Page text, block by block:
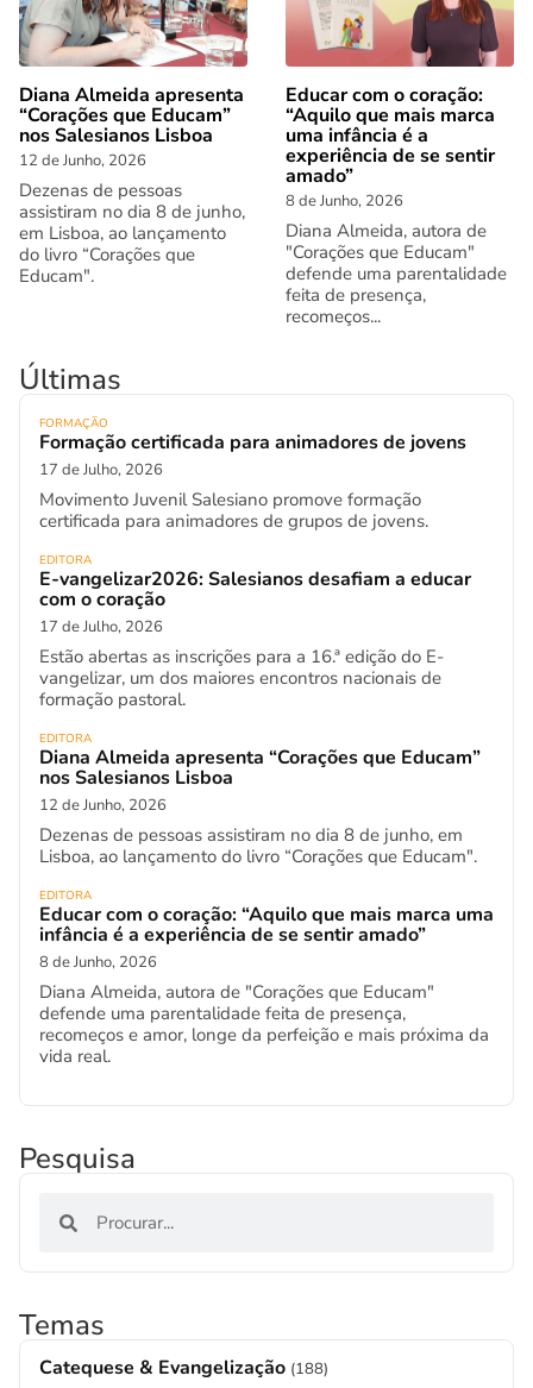
Diana Almeida apresenta
“Corações que Educam”
nos Salesianos Lisboa
12 de Junho, 2026
Dezenas de pessoas
assistiram no dia 8 de junho,
em Lisboa, ao lançamento
do livro “Corações que
Educam".
Educar com o coração:
“Aquilo que mais marca
uma infância é a
experiência de se sentir
amado”
8 de Junho, 2026
Diana Almeida, autora de
"Corações que Educam"
defende uma parentalidade
feita de presença,
recomeços...
Últimas
FORMAÇÃO
Formação certificada para animadores de jovens
17 de Julho, 2026
Movimento Juvenil Salesiano promove formação
certificada para animadores de grupos de jovens.
EDITORA
E-vangelizar2026: Salesianos desafiam a educar
com o coração
17 de Julho, 2026
Estão abertas as inscrições para a 16.ª edição do E-
vangelizar, um dos maiores encontros nacionais de
formação pastoral.
EDITORA
Diana Almeida apresenta “Corações que Educam”
nos Salesianos Lisboa
12 de Junho, 2026
Dezenas de pessoas assistiram no dia 8 de junho, em
Lisboa, ao lançamento do livro “Corações que Educam".
EDITORA
Educar com o coração: “Aquilo que mais marca uma
infância é a experiência de se sentir amado”
8 de Junho, 2026
Diana Almeida, autora de "Corações que Educam"
defende uma parentalidade feita de presença,
recomeços e amor, longe da perfeição e mais próxima da
vida real.
Pesquisa
Temas
Catequese & Evangelização (188)